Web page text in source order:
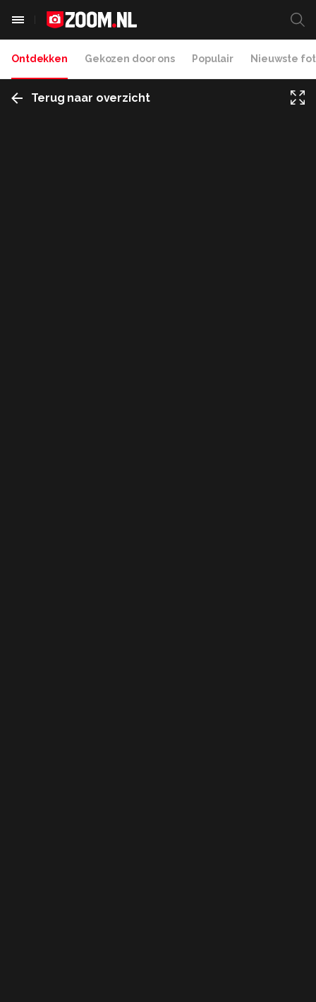
Ontdekken Gekozen door ons Populair Nieuwste
Terug naar overzicht